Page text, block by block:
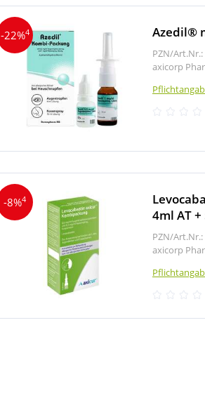
-22%4 Azedil®
PZN/Art.Nr.:
axicorp
-8%4
4ml AT
PZN/Art.Nr.:
axicorp